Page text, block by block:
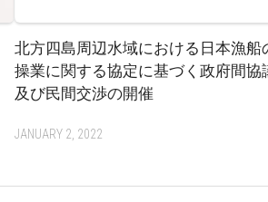
北方四島周辺水域における日本漁船
操業に関する協定に基づく政府間協
及び民間交渉の開催
JANUARY 2, 2022